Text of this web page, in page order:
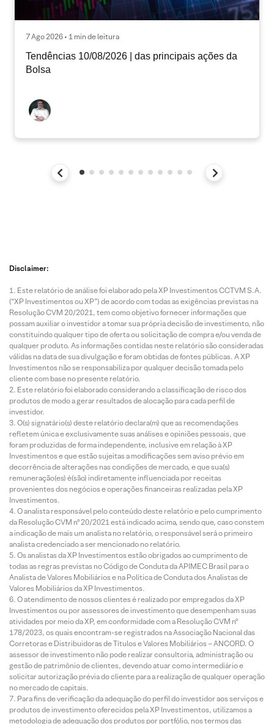
7 Ago 2026 • 1 min de leitura
Tendências 10/08/2026 | das principais ações da
Bolsa
Disclaimer:
Este relatório de análise foi elaborado pela XP Investimentos CCTVM S.A.
(“XP Investimentos ou XP”) de acordo com todas as exigências previstas na
Resolução CVM 20/2021, tem como objetivo fornecer informações que
possam auxiliar o investidor a tomar sua própria decisão de investimento, não
constituindo qualquer tipo de oferta ou solicitação de compra e/ou venda de
qualquer produto. As informações contidas neste relatório são consideradas
válidas na data de sua divulgação e foram obtidas de fontes públicas. A XP
Investimentos não se responsabiliza por qualquer decisão tomada pelo
cliente com base no presente relatório.
Este relatório foi elaborado considerando a classificação de risco dos
produtos de modo a gerar resultados de alocação para cada perfil de
investidor.
O(s) signatário(s) deste relatório declara(m) que as recomendações
refletem única e exclusivamente suas análises e opiniões pessoais, que
foram produzidas de forma independente, inclusive em relação à XP
Investimentos e que estão sujeitas a modificações sem aviso prévio em
decorrência de alterações nas condições de mercado, e que sua(s)
remuneração(es) é(são) indiretamente influenciada por receitas
provenientes dos negócios e operações financeiras realizadas pela XP
Investimentos.
O analista responsável pelo conteúdo deste relatório e pelo cumprimento
da Resolução CVM nº 20/2021 está indicado acima, sendo que, caso constem
a indicação de mais um analista no relatório, o responsável será o primeiro
analista credenciado a ser mencionado no relatório.
Os analistas da XP Investimentos estão obrigados ao cumprimento de
todas as regras previstas no Código de Conduta da APIMEC Brasil para o
Analista de Valores Mobiliários e na Política de Conduta dos Analistas de
Valores Mobiliários da XP Investimentos.
O atendimento de nossos clientes é realizado por empregados da XP
Investimentos ou por assessores de investimento que desempenham suas
atividades por meio da XP, em conformidade com a Resolução CVM nº
178/2023, os quais encontram-se registrados na Associação Nacional das
Corretoras e Distribuidoras de Títulos e Valores Mobiliários – ANCORD. O
assessor de investimento não pode realizar consultoria, administração ou
gestão de patrimônio de clientes, devendo atuar como intermediário e
solicitar autorização prévia do cliente para a realização de qualquer operação
no mercado de capitais.
Para fins de verificação da adequação do perfil do investidor aos serviços e
produtos de investimento oferecidos pela XP Investimentos, utilizamos a
metodologia de adequação dos produtos por portfólio, nos termos das